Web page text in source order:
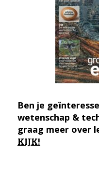
Ben je
wetenschap &
graag meer over
KIJK!